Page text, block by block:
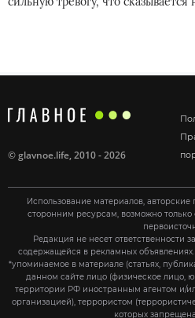
©glavnoe.life, 2010 - 2026
Использование материалов,
сторонним ресурсам, возможно
Редакция не несет ответственности
содержащейся в рекламных объявлениях.
*упоминаемое в материале (статьях,
данном сайте лицо (физическое лицо,
территории РФ иностранным агентом и/
организацией), террористом
которых